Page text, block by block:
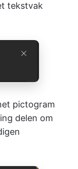
tekstvak
pictogram
delen om